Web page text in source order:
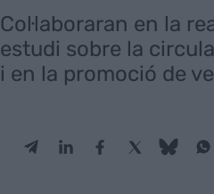
Col·laboraran en la
estudi sobre la
i en la promoció de